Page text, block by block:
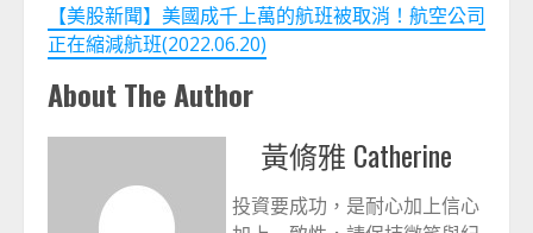
【美股新聞】美國成千上萬的航班被取消！航空公司
正在縮減航班(2022.06.20)
About The Author
黃脩雅 Catherine
投資要成功，是耐心加上信心